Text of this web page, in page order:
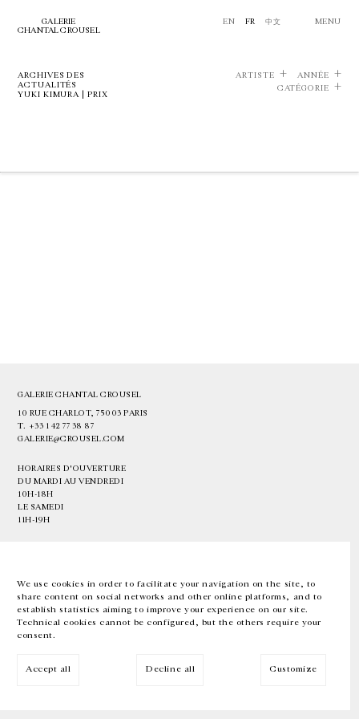
We use cookies in order to facilitate your navigation on the site, to
share content on social networks and other online platforms, and to
establish statistics aiming to improve your experience on our site.
Technical cookies cannot be configured, but the others require your
consent.
Accept all Decline all Customize
GALERIE
CHANTAL CROUSEL
EN FR 中文 MENU
ARCHIVES DES
ACTUALITÉS
YUKI KIMURA | PRIX
ARTISTE
ANNÉE
CATÉGORIE
GALERIE CHANTAL CROUSEL
10 RUE CHARLOT, 75003 PARIS
T. +33 1 42 77 38 87
GALERIE@CROUSEL.COM
HORAIRES D'OUVERTURE
DU MARDI AU VENDREDI
10H-18H
LE SAMEDI
11H-19H
EN FR 中文 Facebook Instagram
Inscrivez-vous à notre newsletter